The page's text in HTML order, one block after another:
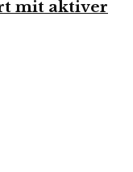
mit aktiver